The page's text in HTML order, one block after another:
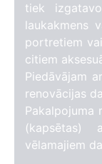
tiek
laukakmens
portretiem
citiem
Piedāvājam
renovācijas
Pakalpojuma
(kapsētas)
vēlamajiem